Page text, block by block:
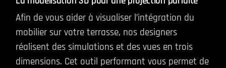
Afin de vous aider à visualiser l’intégration du
mobilier sur votre terrasse, nos designers
réalisent des simulations et des vues en trois
dimensions. Cet outil performant vous permet de